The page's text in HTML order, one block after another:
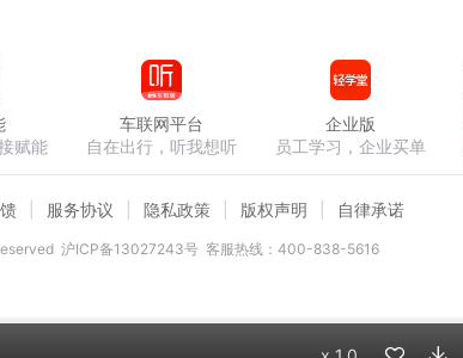
赋能
车联网平台
自在出行，听我想听
企业版
员工学习，企业买单
服务协议 隐私政策 版权声明 自律承诺
沪ICP备13027243号 客服热线：400-838-5616